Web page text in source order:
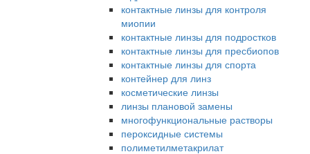
контактные линзы для контроля
миопии
контактные линзы для подростков
контактные линзы для пресбиопов
контактные линзы для спорта
контейнер для линз
косметические линзы
линзы плановой замены
многофункциональные растворы
пероксидные системы
полиметилметакрилат